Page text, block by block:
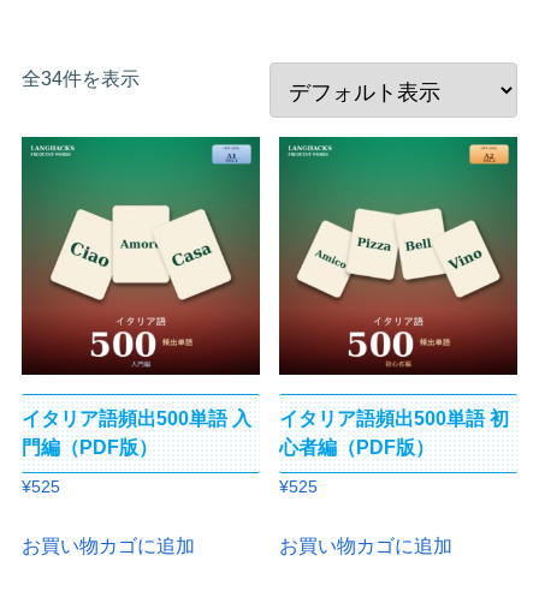
全34件を表示
イタリア語頻出500単語 入
門編（PDF版）
¥525
お買い物カゴに追加
イタリア語頻出500単語 初
心者編（PDF版）
¥525
お買い物カゴに追加